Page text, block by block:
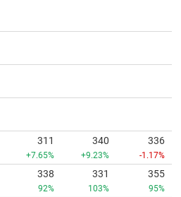
311
+7.65%
340
+9.23%
336
-1.17%
338
92%
331
103%
355
95%